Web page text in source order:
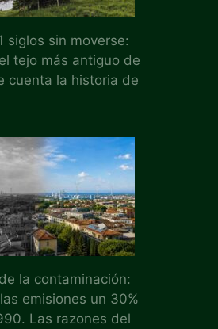
siglos sin moverse:
tejo más antiguo de
cuenta la historia de
la contaminación:
emisiones un 30%
Las razones del